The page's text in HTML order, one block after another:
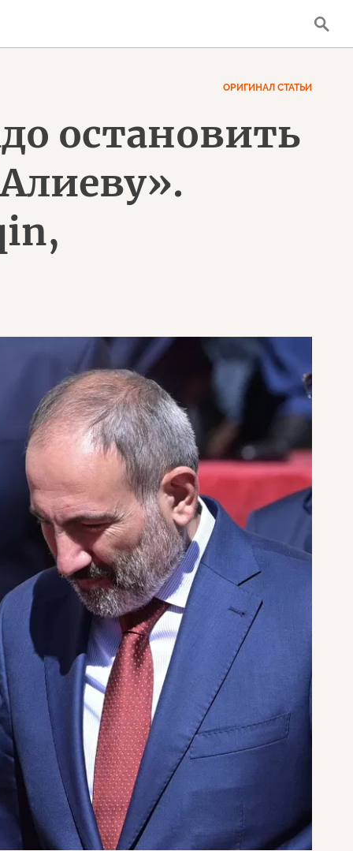
ОРИГИНАЛ СТАТЬИ
остановить